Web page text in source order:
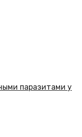
паразитами у